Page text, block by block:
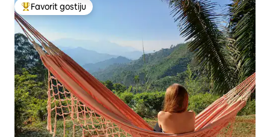
Glavni favorit gostiju
Favorit gostiju